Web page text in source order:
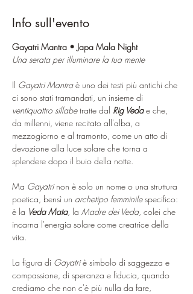
Info sull'evento
Gayatri Mantra • Japa Mala Night
Una serata per illuminare la tua mente
Il Gayatri Mantra è uno dei testi più antichi che
ci sono stati tramandati, un insieme di
ventiquattro sillabe tratte dal Rig Veda e che,
da millenni, viene recitato all'alba, a
mezzogiorno e al tramonto, come un atto di
devozione alla luce solare che torna a
splendere dopo il buio della notte.
Ma Gayatri non è solo un nome o una struttura
poetica, bensì un archetipo femminile specifico:
è la Veda Mata, la Madre dei Veda, colei che
incarna l'energia solare come creatrice della
vita.
La figura di Gayatri è simbolo di saggezza e
compassione, di speranza e fiducia, quando
crediamo che non c'è più nulla da fare,